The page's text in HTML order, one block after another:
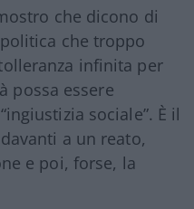
che dicono di
che troppo
infinita per
possa essere
sociale”. È il
a un reato,
e poi, forse, la